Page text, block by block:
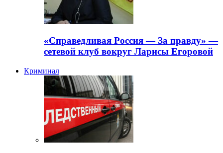
«Справедливая Россия — За правду» —
сетевой клуб вокруг Ларисы Егоровой
Криминал